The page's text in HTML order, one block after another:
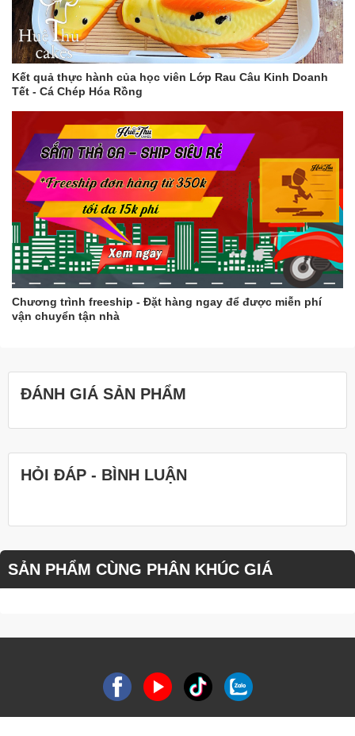
Kết quả thực hành của học viên Lớp Rau Câu Kinh Doanh
Tết - Cá Chép Hóa Rồng
Chương trình freeship - Đặt hàng ngay để được miễn phí
vận chuyển tận nhà
ĐÁNH GIÁ SẢN PHẨM
HỎI ĐÁP - BÌNH LUẬN
SẢN PHẨM CÙNG PHÂN KHÚC GIÁ